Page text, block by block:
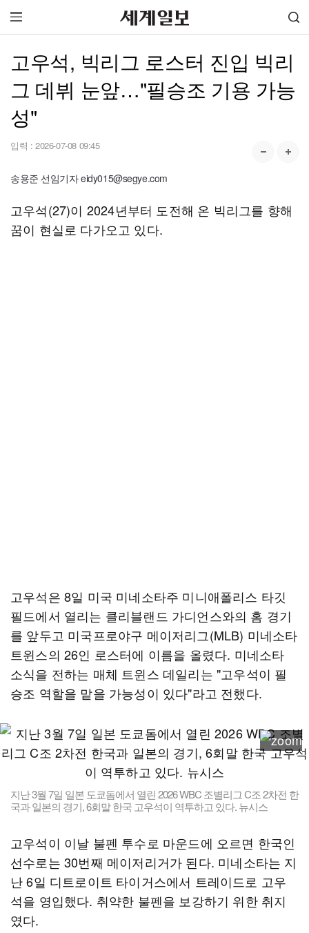
고우석, 빅리그 로스터 진입 빅리
그 데뷔 눈앞…"필승조 기용 가능
성"
입력 : 2026-07-08 09:45
송용준 선임기자 eidy015@segye.com
고우석(27)이 2024년부터 도전해 온 빅리그를 향해
꿈이 현실로 다가오고 있다.
고우석은 8일 미국 미네소타주 미니애폴리스 타깃
필드에서 열리는 클리블랜드 가디언스와의 홈 경기
를 앞두고 미국프로야구 메이저리그(MLB) 미네소타
트윈스의 26인 로스터에 이름을 올렸다. 미네소타
소식을 전하는 매체 트윈스 데일리는 "고우석이 필
승조 역할을 맡을 가능성이 있다"라고 전했다.
지난 3월 7일 일본 도쿄돔에서 열린 2026 WBC 조별리그 C조 2차전 한
국과 일본의 경기, 6회말 한국 고우석이 역투하고 있다. 뉴시스
고우석이 이날 불펜 투수로 마운드에 오르면 한국인
선수로는 30번째 메이저리거가 된다. 미네소타는 지
난 6일 디트로이트 타이거스에서 트레이드로 고우
석을 영입했다. 취약한 불펜을 보강하기 위한 취지
였다.